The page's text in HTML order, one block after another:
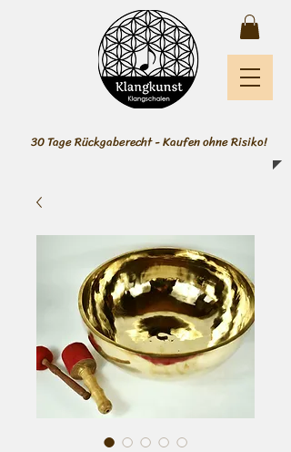
30 Tage Rückgaberecht - Kaufen ohne Risiko!